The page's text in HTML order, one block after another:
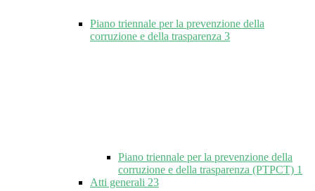
Piano triennale per la prevenzione della
corruzione e della trasparenza 3
Piano triennale per la prevenzione della
corruzione e della trasparenza (PTPCT) 1
Atti generali 23